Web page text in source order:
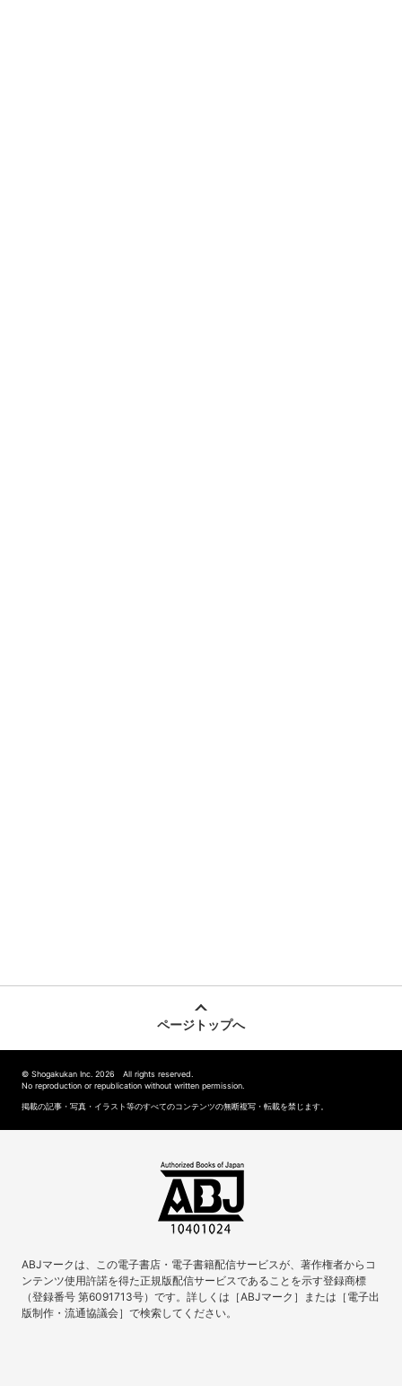
ページトップへ
© Shogakukan Inc. 2026 All rights reserved.
No reproduction or republication without written permission.
掲載の記事・写真・イラスト等のすべてのコンテンツの無断複写・転載を禁じます。
ABJマークは、この電子書店・電子書籍配信サービスが、著作権者からコ
ンテンツ使用許諾を得た正規版配信サービスであることを示す登録商標
（登録番号 第6091713号）です。詳しくは［ABJマーク］または［電子出
版制作・流通協議会］で検索してください。